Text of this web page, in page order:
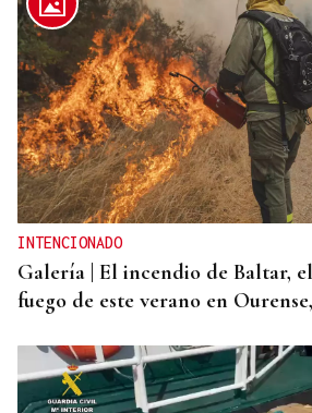
DERROTA
Demasiado rival en Barreiro
(2-0)
INTENCIONADO
Galería | El incendio de Baltar,
fuego de este verano en